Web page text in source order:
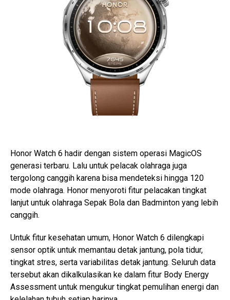
Honor Watch 6 hadir dengan sistem operasi MagicOS
generasi terbaru. Lalu untuk pelacak olahraga juga
tergolong canggih karena bisa mendeteksi hingga 120
mode olahraga. Honor menyoroti fitur pelacakan tingkat
lanjut untuk olahraga Sepak Bola dan Badminton yang lebih
canggih.
Untuk fitur kesehatan umum, Honor Watch 6 dilengkapi
sensor optik untuk memantau detak jantung, pola tidur,
tingkat stres, serta variabilitas detak jantung. Seluruh data
tersebut akan dikalkulasikan ke dalam fitur Body Energy
Assessment untuk mengukur tingkat pemulihan energi dan